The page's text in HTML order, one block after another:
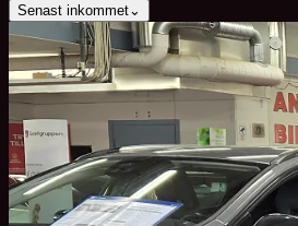
Senast inkommet⌄